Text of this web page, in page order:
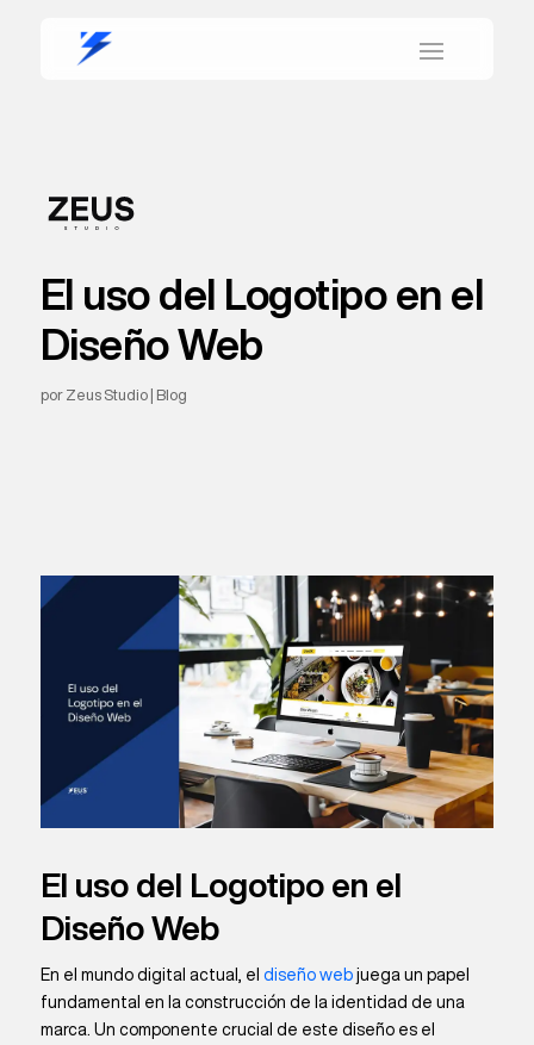
El uso del Logotipo en el
Diseño Web
por Zeus Studio| Blog
El uso del Logotipo en el
Diseño Web
En el mundo digital actual, el diseño webjuega un papel
fundamental en la construcción de la identidad de una
marca. Un componente crucial de este diseño es el